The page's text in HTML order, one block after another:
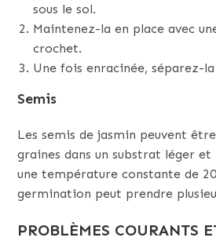
sous le sol.
Maintenez-la en place avec
crochet.
Une fois enracinée, séparez-
Semis
Les semis de jasmin peuvent
graines dans un substrat léger
une température constante de
germination peut prendre
PROBLÈMES COURANTS